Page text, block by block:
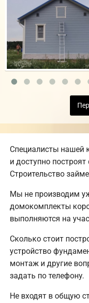
Специалисты нашей
и доступно
Строительство
Мы не производим
домокомплекты
выполняются на
Сколько стоит
устройство
монтаж и другие
задать по телефону.
Не входят в общую